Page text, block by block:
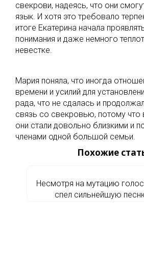
свекрови, надеясь, что они
язык. И хотя это требовало
итоге Екатерина начала
понимания и даже немного
невестке.
Мария поняла, что иногда
времени и усилий для
рада, что не сдалась и
связь со свекровью, потому что
они стали довольно близкими и
членами одной большой семьи.
Похожие
Несмотря на мутацию
спел сильнейшую